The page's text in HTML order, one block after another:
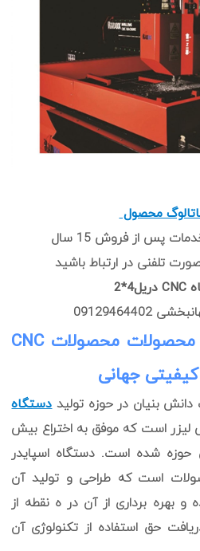
محصول
تلفنی در ارتباط باشید
رادوکس ارائه دهنده محصولات محصولات CNC
جهانی
بنیان در حوزه تولیددستگاه
لیزر است که موفق به اختراع بیش
حوزه شده است. دستگاه اسپایدر
است که طراحی و تولید آن
بهره برداری از آن در ه نقطه از
حق استفاده از تکنولوژی آن